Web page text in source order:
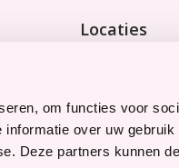
om functies voor
over uw gebruik
Deze partners kunnen
Locaties
Werken bij